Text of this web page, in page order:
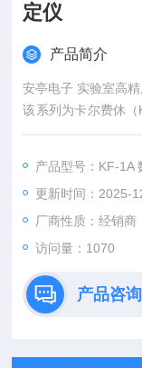
定仪
产品简介
安亭电子 实验室高
该系列为卡尔费休（
用“永停法"来测定
产品型号：KF-1A
更新时间：2025-
厂商性质：经销商
访问量：1070
产品咨询